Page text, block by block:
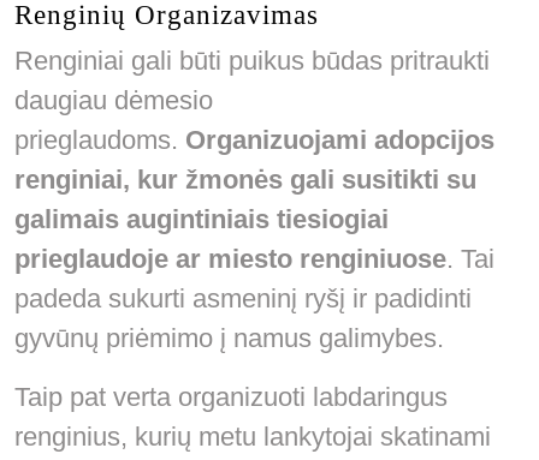
Renginių Organizavimas
Renginiai gali būti puikus būdas pritraukti
daugiau dėmesio
prieglaudoms. Organizuojami adopcijos
renginiai, kur žmonės gali susitikti su
galimais augintiniais tiesiogiai
prieglaudoje ar miesto renginiuose. Tai
padeda sukurti asmeninį ryšį ir padidinti
gyvūnų priėmimo į namus galimybes.
Taip pat verta organizuoti labdaringus
renginius, kurių metu lankytojai skatinami